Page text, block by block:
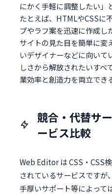
にかく手軽に調整したい」
たとえば、HTMLやCSSに
プやラフ案を迅速に作成し
サイトの見た目を簡単に変
いデザイナーなどに向いて
しさから解放されたいすべ
業効率と創造力を両立でき
競合・代替サ
ービス比較
Web Editor は CSS・CSS
されているサービスですが
手厚いサポート等によって